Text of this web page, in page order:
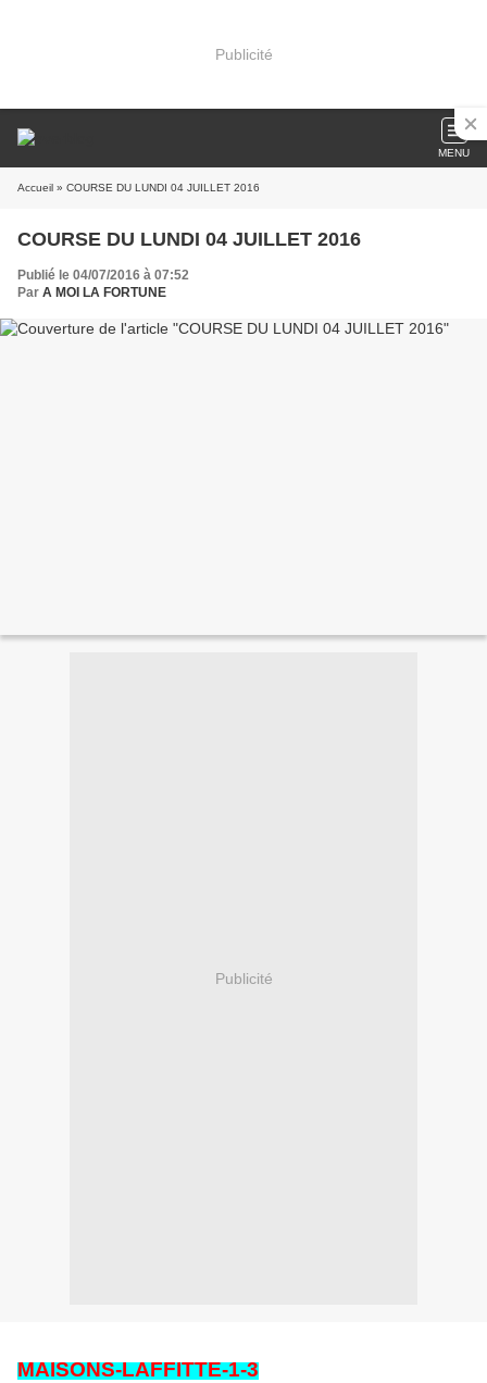
Publicité
MENU
Accueil » COURSE DU LUNDI 04 JUILLET 2016
COURSE DU LUNDI 04 JUILLET 2016
Publié le 04/07/2016 à 07:52
Par A MOI LA FORTUNE
Publicité
MAISONS-LAFFITTE-1-3